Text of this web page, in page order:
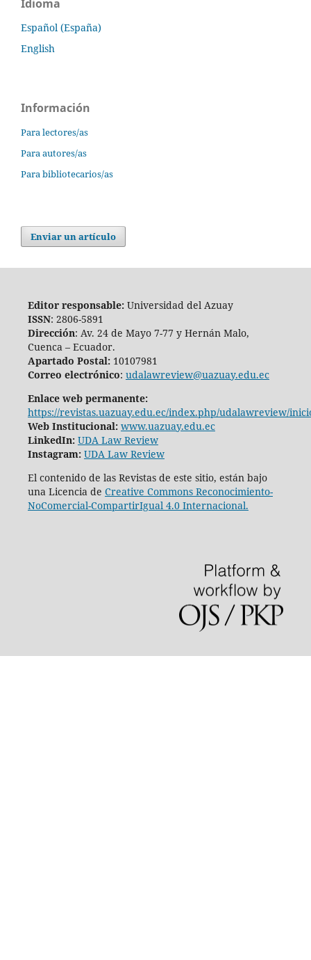
Idioma
Español (España)
English
Información
Para lectores/as
Para autores/as
Para bibliotecarios/as
Enviar un artículo
Editor responsable:Universidad del Azuay
ISSN: 2806-5891
Dirección: Av. 24 de Mayo 7-77 y Hernán Malo,
Cuenca – Ecuador.
Apartado Postal:10107981
Correo electrónico: udalawreview@uazuay.edu.ec
Enlace web permanente:
https://revistas.uazuay.edu.ec/index.php/udalawreview/
Web Institucional: www.uazuay.edu.ec
LinkedIn: UDA Law Review
Instagram: UDA Law Review
El contenido de las Revistas de este sitio, están bajo
una Licencia de Creative Commons Reconocimiento-
NoComercial-CompartirIgual 4.0 Internacional.